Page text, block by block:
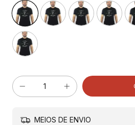
MEIOS DE ENVIO